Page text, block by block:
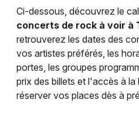
Ci-dessous, découvrez le
concerts de rock à voir à
retrouverez les dates des
vos artistes préférés, les
portes, les groupes
prix des billets et l'accès à la
réserver vos places dès à